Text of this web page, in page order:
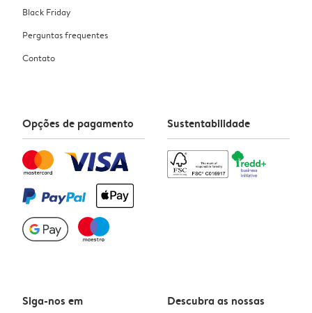
Black Friday
Perguntas frequentes
Contato
Opções de pagamento Sustentabilidade
Siga-nos em
Descubra as nossas